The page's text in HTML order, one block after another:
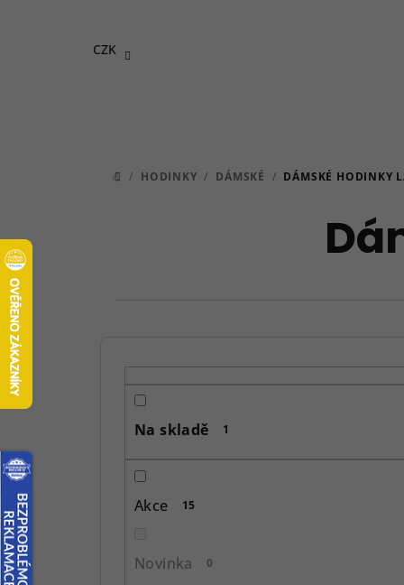
CZK
DOMŮ
/ HODINKY / DÁMSKÉ / DÁMSKÉ HODINKY
Na skladě 1
Akce 15
Novinka 0